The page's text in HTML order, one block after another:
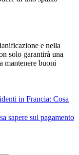
e nella
solo garantirà una
mantenere buoni
in Francia: Cosa
sapere sul pagamento